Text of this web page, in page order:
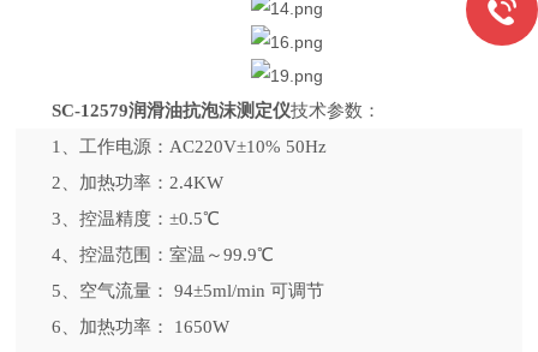
SC-12579润滑油抗泡沫测定仪技术参数：
1、工作电源：AC220V±10% 50Hz
2、加热功率：2.4KW
3、控温精度：±0.5℃
4、控温范围：室温～99.9℃
5、空气流量： 94±5ml/min 可调节
6、加热功率： 1650W